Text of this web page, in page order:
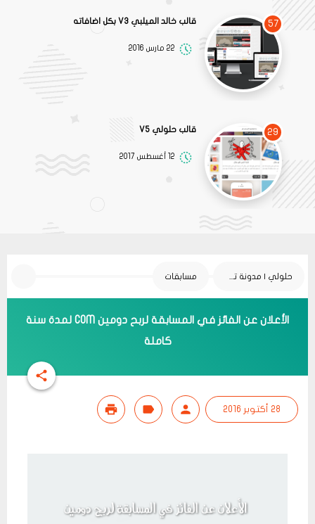
57 قالب خالد الميلبي V3 بكل اضافاته
22 مارس 2016
29 قالب حلولي V5
12 أغسطس 2017
حلولي | مدونة تقنية مسابقات
الأعلان عن الفائز في المسابقة لربح دومين COM لمدة سنة
كاملة
28 أكتوبر 2016